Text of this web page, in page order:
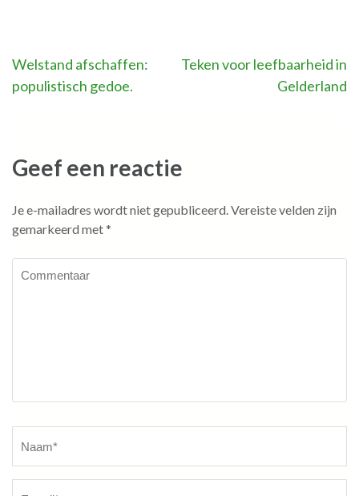
Bericht
navigatie
Welstand afschaffen:
populistisch gedoe.
Teken voor leefbaarheid in
Gelderland
Geef een reactie
Je e-mailadres wordt niet gepubliceerd.Vereiste velden zijn
gemarkeerd met*